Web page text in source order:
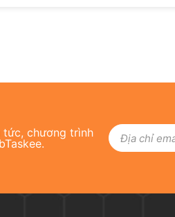
chương trình